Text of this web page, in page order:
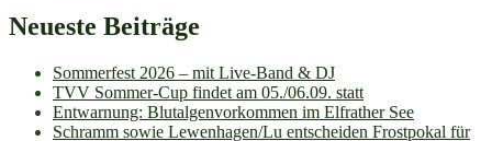
Neueste Beiträge
Sommerfest 2026 – mit Live-Band & DJ
TVV Sommer-Cup findet am 05./06.09. statt
Entwarnung: Blutalgenvorkommen im Elfrather See
Schramm sowie Lewenhagen/Lu entscheiden Frostpokal für